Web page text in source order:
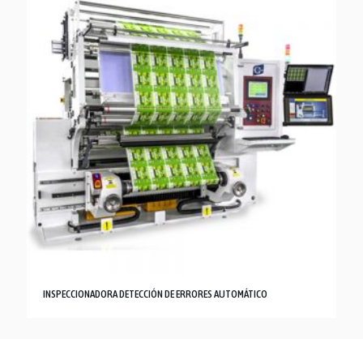
INSPECCIONADORA DETECCIÓN DE ERRORES AUTOMÁTICO